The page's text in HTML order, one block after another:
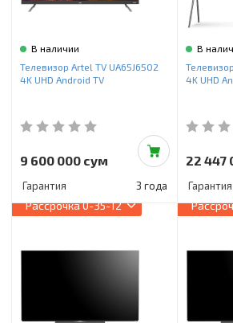
В наличии
Телевизор Artel TV UA65J6502
4K UHD Android TV
9 600 000 сум
Гарантия 3 года
В
4K UHD
22 447
Гарантия
Рассрочка0-35-12